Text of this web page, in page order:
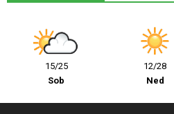
15/25
Sob
12/28
Ned